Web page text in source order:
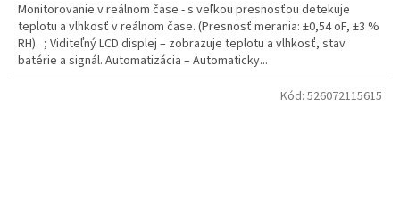
Monitorovanie v reálnom čase - s veľkou presnosťou detekuje
teplotu a vlhkosť v reálnom čase. (Presnosť merania: ±0,54 oF, ±3 %
RH). ; Viditeľný LCD displej – zobrazuje teplotu a vlhkosť, stav
batérie a signál. Automatizácia – Automaticky...
Kód: 526072115615